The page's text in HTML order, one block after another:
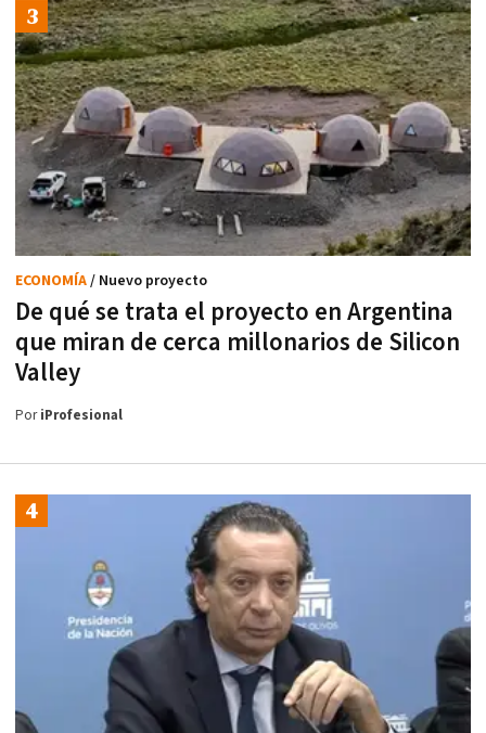
De qué se trata el proyecto en Argentina
que miran de cerca millonarios de Silicon
Valley
ECONOMÍA/ Nuevo proyecto
PoriProfesional